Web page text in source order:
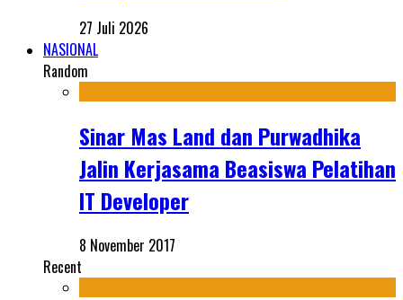
27 Juli 2026
NASIONAL
Random
Sinar Mas Land dan Purwadhika
Jalin Kerjasama Beasiswa Pelatihan
IT Developer
8 November 2017
Recent